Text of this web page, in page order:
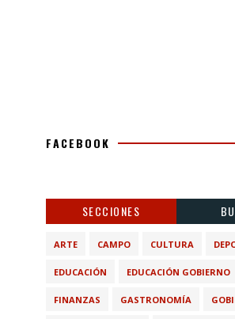
FACEBOOK
SECCIONES
ARTE CAMPO CULTURA
EDUCACIÓN EDUCACIÓN GOBIERNO
FINANZAS GASTRONOMÍA